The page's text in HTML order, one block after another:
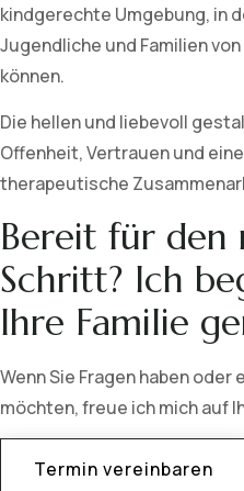
kindgerechte Umgebung, in
Jugendliche und Familien
können.
Die hellen und liebevoll
Offenheit, Vertrauen und
therapeutische
Bereit für den
Schritt? Ich
Ihre Familie
Wenn Sie Fragen haben
möchten, freue ich mich auf
Termin vereinbaren